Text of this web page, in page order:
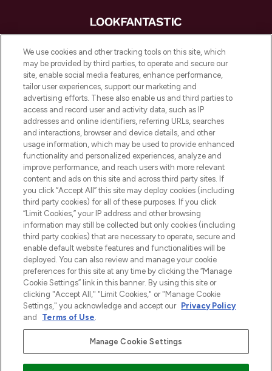
LOOKFANTASTIC is de ultieme online
beautybestemming van Europa, met de
beste huidverzorging, haarproducten en
make-up van meer dan 200 topmerken.
Shop online of via de app, met gratis
verzending vanaf €40.
Cookie-toestemming
Do Not Sell or Share My Personal
Information
HELP & INFORMATIE
BEDRIJFSINFORMATIE
OVER LOOKFANTASTIC
Betaal veilig met
We use cookies and other tracking tools on this site, which
may be provided by third parties, to operate and secure our
site, enable social media features, enhance performance,
tailor user experiences, support our marketing and
advertising efforts. These also enable us and third parties to
access and record user and activity data, such as IP
addresses and online identifiers, referring URLs, searches
and interactions, browser and device details, and other
usage information, which may be used to provide enhanced
functionality and personalized experiences, analyze and
improve performance, and reach users with more relevant
content and ads on this site and across third party sites. If
you click “Accept All” this site may deploy cookies (including
third party cookies) for all of these purposes. If you click
“Limit Cookies,” your IP address and other browsing
information may still be collected but only cookies (including
third party cookies) that are necessary to operate, secure and
enable default website features and functionalities will be
deployed. You can also review and manage your cookie
preferences for this site at any time by clicking the “Manage
Cookie Settings” link in this banner. By using this site or
clicking "Accept All," "Limit Cookies," or "Manage Cookie
Settings," you acknowledge and accept our Privacy Policy
and
Terms of Use.
Manage Cookie Settings